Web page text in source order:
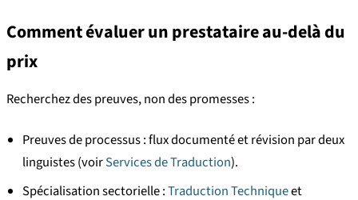
Comment évaluer un prestataire au-delà du
prix
Recherchez des preuves, non des promesses :
Preuves de processus : flux documenté et révision par deux
linguistes (voirServices de Traduction).
Spécialisation sectorielle :Traduction Techniqueet